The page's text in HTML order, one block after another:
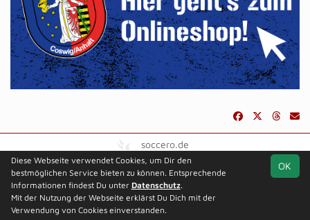
soccero.de
© 2006 - 2026
Besucherstatistik Kontakt Impressum Datenschutz
OK
Diese Webseite verwendet Cookies, um Dir den
bestmöglichen Service bieten zu können. Entsprechende
Informationen findest Du unter Datenschutz.
Mit der Nutzung der Webseite erklärst Du Dich mit der
Verwendung von Cookies einverstanden.